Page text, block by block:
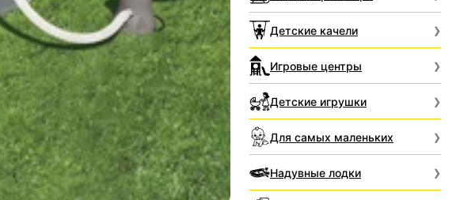
Детские качели
Игровые центры
Детские игрушки
Для самых маленьких
Надувные лодки